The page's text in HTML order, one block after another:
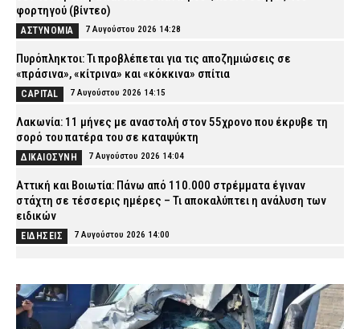
φορτηγού (βίντεο)
ΑΣΤΥΝΟΜΙΑ 7 Αυγούστου 2026 14:28
Πυρόπληκτοι: Τι προβλέπεται για τις αποζημιώσεις σε
«πράσινα», «κίτρινα» και «κόκκινα» σπίτια
CAPITAL 7 Αυγούστου 2026 14:15
Λακωνία: 11 μήνες με αναστολή στον 55χρονο που έκρυβε τη
σορό του πατέρα του σε καταψύκτη
ΔΙΚΑΙΟΣΥΝΗ 7 Αυγούστου 2026 14:04
Αττική και Βοιωτία: Πάνω από 110.000 στρέμματα έγιναν
στάχτη σε τέσσερις ημέρες – Τι αποκαλύπτει η ανάλυση των
ειδικών
ΕΙΔΗΣΕΙΣ 7 Αυγούστου 2026 14:00
ΑΣΤΥΝΟΜΙΑ 7 Αυγούστου 2026 13:50